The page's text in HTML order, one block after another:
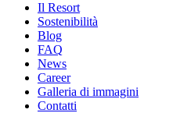
Il Resort
Sostenibilità
Blog
FAQ
News
Career
Galleria di immagini
Contatti